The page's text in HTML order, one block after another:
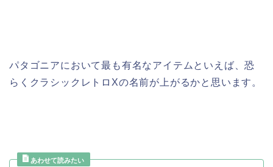
パタゴニアにおいて最も有名なアイテムといえば、恐
らくクラシックレトロXの名前が上がるかと思います。